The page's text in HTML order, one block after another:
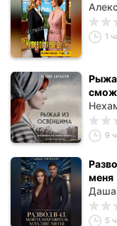
1
9
меня
Даша
5